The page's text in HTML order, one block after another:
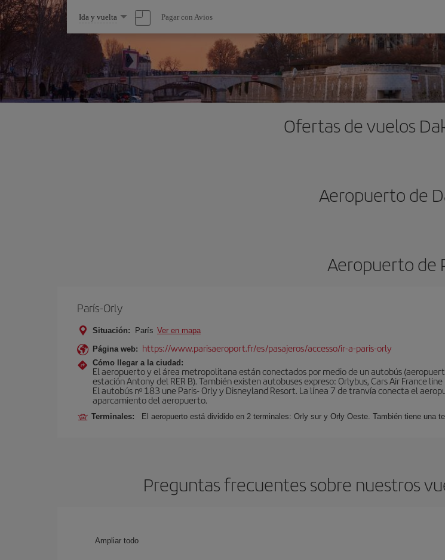
Seleccione
una
opción
Ida y vuelta Pagar con Avios
Ofertas de vuelos
Aeropuerto de
Aeropuerto de
París-Orly
Situación: París Ver en mapa
Página web: https://www.parisaeroport.fr/es/pasajeros/accesso/ir-a-paris-orly
Cómo llegar a la ciudad:
El aeropuerto y el área metropolitana están conectados por medio de un autobús
estación Antony del RER B). También existen autobuses expreso: Orlybus, Cars Air France
El autobús nº 183 une Paris- Orly y Disneyland Resort. La línea 7 de tranvía conecta el
aparcamiento del aeropuerto.
Terminales: El aeropuerto está dividido en 2 terminales: Orly sur y Orly Oeste. También tiene una
Preguntas frecuentes sobre nuestros
Ampliar todo